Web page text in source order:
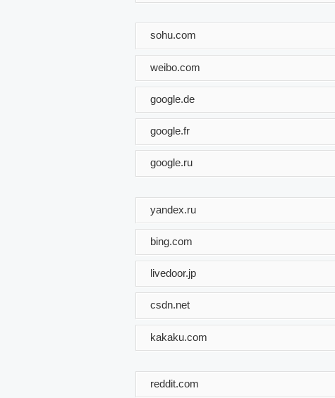
sohu.com
weibo.com
google.de
google.fr
google.ru
yandex.ru
bing.com
livedoor.jp
csdn.net
kakaku.com
reddit.com